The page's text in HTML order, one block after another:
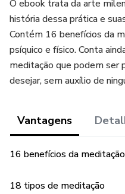
O ebook trata da arte
história dessa prática e
Contém 16 benefícios da
psíquico e físico. Conta
meditação que podem ser
desejar, sem auxílio de
Vantagens
16 benefícios da
18 tipos de meditação